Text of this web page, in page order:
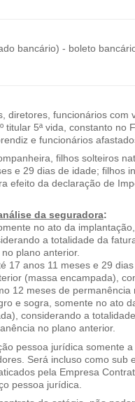
bancário) - boleto
diretores, funcionários com
titular 5ª vida, constanto no
e funcionários
filhos solteiros
e 29 dias de idade; filhos
efeito da declaração de
da seguradora:
no ato da
a totalidade da
plano anterior.
17 anos 11 meses e 29
(massa encampada),
12 meses de permanência
e sogra, somente no ato
considerando a
no plano anterior.
pessoa jurídica somente a
Será incluso como sub
pela Empresa
pessoa jurídica.